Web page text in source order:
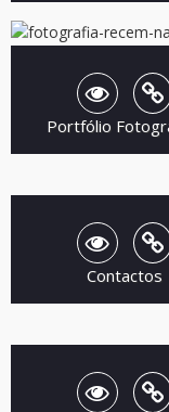
Portfólio
Contactos